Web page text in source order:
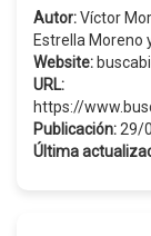
Autor:Víctor
Estrella Moreno
Website:
URL:
https://
Publicación: 29/
Última